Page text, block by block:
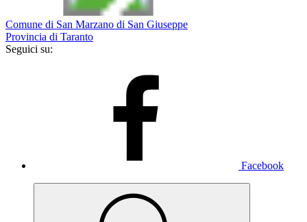
Comune di San Marzano di San Giuseppe
Provincia di Taranto
Seguici su:
Facebook